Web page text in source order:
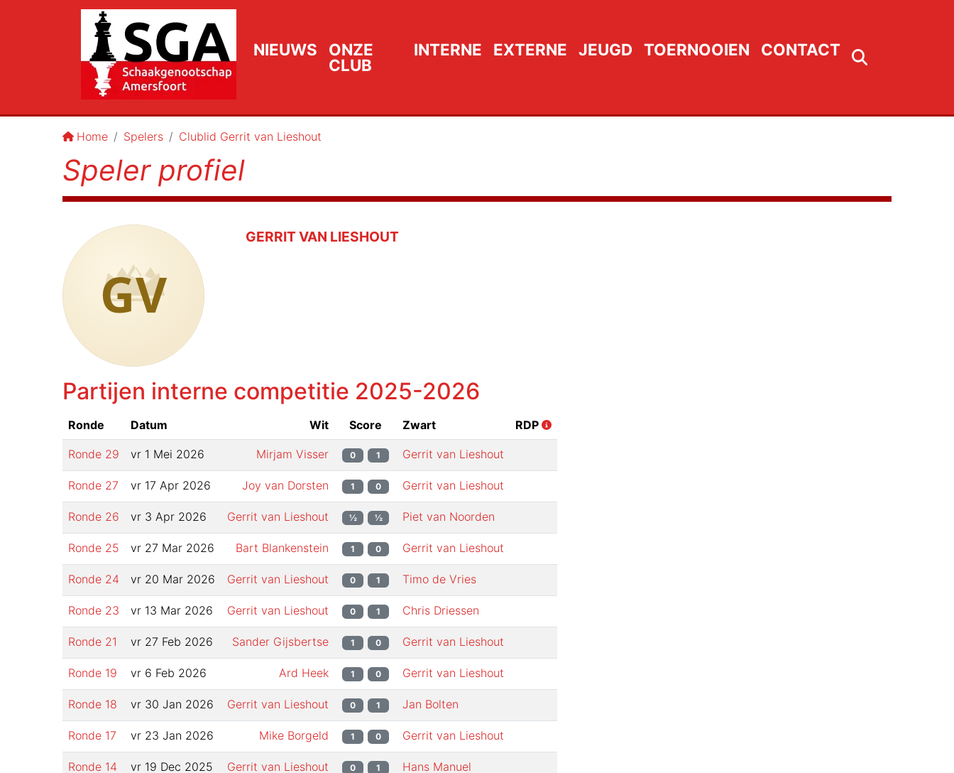
NIEUWS
ONZE
CLUB
INTERNE EXTERNE JEUGD TOERNOOIEN CONTACT
Home Spelers Clublid Gerrit van Lieshout
Speler profiel
GV
GERRIT VAN LIESHOUT
Partijen interne competitie 2025-2026
Ronde Datum Wit Score Zwart RDP
Ronde 29 vr 1 Mei 2026 Mirjam Visser 0 1 Gerrit van Lieshout
Ronde 27 vr 17 Apr 2026 Joy van Dorsten 1 0 Gerrit van Lieshout
Ronde 26 vr 3 Apr 2026 Gerrit van Lieshout ½ ½ Piet van Noorden
Ronde 25 vr 27 Mar 2026 Bart Blankenstein 1 0 Gerrit van Lieshout
Ronde 24 vr 20 Mar 2026 Gerrit van Lieshout 0 1 Timo de Vries
Ronde 23 vr 13 Mar 2026 Gerrit van Lieshout 0 1 Chris Driessen
Ronde 21 vr 27 Feb 2026 Sander Gijsbertse 1 0 Gerrit van Lieshout
Ronde 19 vr 6 Feb 2026 Ard Heek 1 0 Gerrit van Lieshout
Ronde 18 vr 30 Jan 2026 Gerrit van Lieshout 0 1 Jan Bolten
Ronde 17 vr 23 Jan 2026 Mike Borgeld 1 0 Gerrit van Lieshout
Ronde 14 vr 19 Dec 2025 Gerrit van Lieshout 0 1 Hans Manuel